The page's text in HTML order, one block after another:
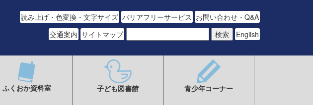
読み上げ・色変換・文字サイズ バリアフリーサービス お問い合わせ・Q&A
交通案内 サイトマップ English
ふくおか資料室 子ども図書館 青少年コーナー